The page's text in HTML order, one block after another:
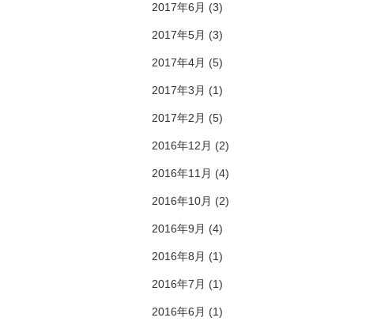
2017年6月 (3)
2017年5月 (3)
2017年4月 (5)
2017年3月 (1)
2017年2月 (5)
2016年12月 (2)
2016年11月 (4)
2016年10月 (2)
2016年9月 (4)
2016年8月 (1)
2016年7月 (1)
2016年6月 (1)